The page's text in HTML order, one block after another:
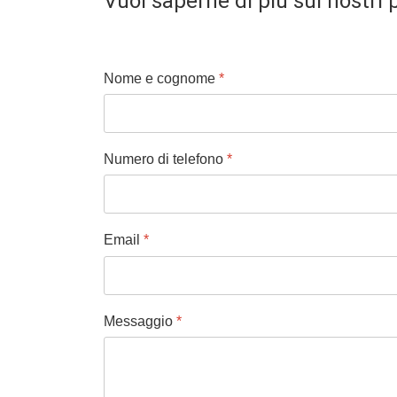
Nome e cognome *
Numero di telefono *
Email *
Messaggio *